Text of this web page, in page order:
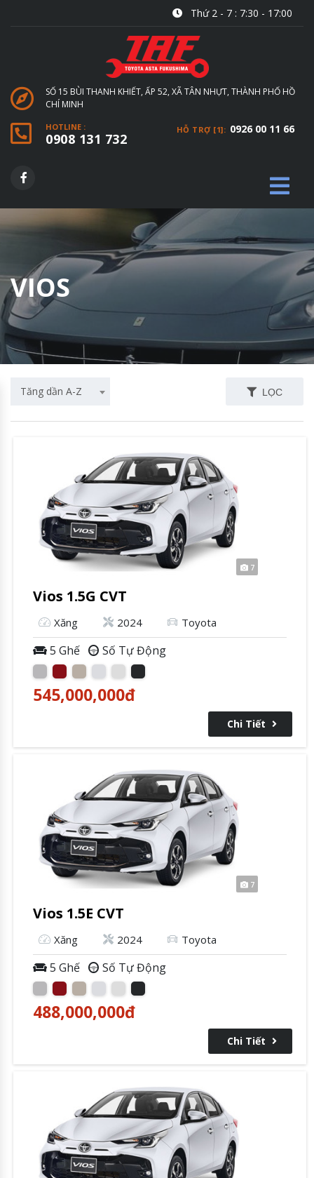
Thứ 2 - 7 : 7:30 - 17:00
SỐ 15 BÙI THANH KHIẾT, ẤP 52, XÃ TÂN NHỰT, THÀNH PHỐ HỒ
CHÍ MINH
HOTLINE :
0908 131 732
HỖ TRỢ [1]: 0926 00 11 66
VIOS
Tăng dần A-Z LỌC
7
Vios 1.5G CVT
Xăng 2024 Toyota
5 Ghế Số Tự Động
545,000,000đ
Chi Tiết
7
Vios 1.5E CVT
Xăng 2024 Toyota
5 Ghế Số Tự Động
488,000,000đ
Chi Tiết